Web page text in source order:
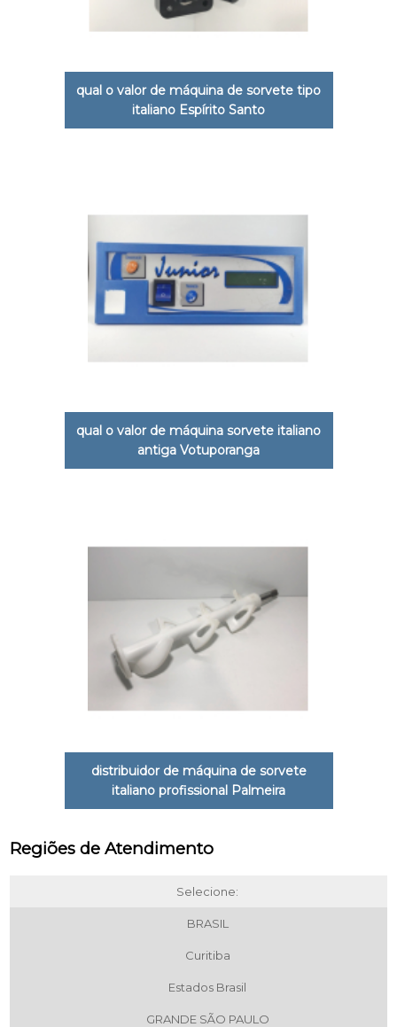
qual o valor de máquina de sorvete tipo
italiano Espírito Santo
qual o valor de máquina sorvete italiano
antiga Votuporanga
distribuidor de máquina de sorvete
italiano profissional Palmeira
Regiões de Atendimento
Selecione:
BRASIL
Curitiba
Estados Brasil
GRANDE SÃO PAULO